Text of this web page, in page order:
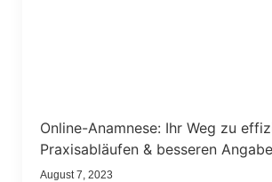
Online-Anamnese: Ihr Weg zu
Praxisabläufen & besseren
August 7, 2023